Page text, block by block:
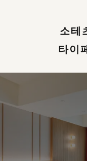
소테
타이